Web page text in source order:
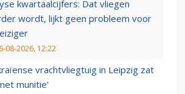
kwartaalcijfers: Dat vliegen
wordt, lijkt geen probleem voor
08-2026, 12:22
vrachtvliegtuig in Leipzig zat
munitie'